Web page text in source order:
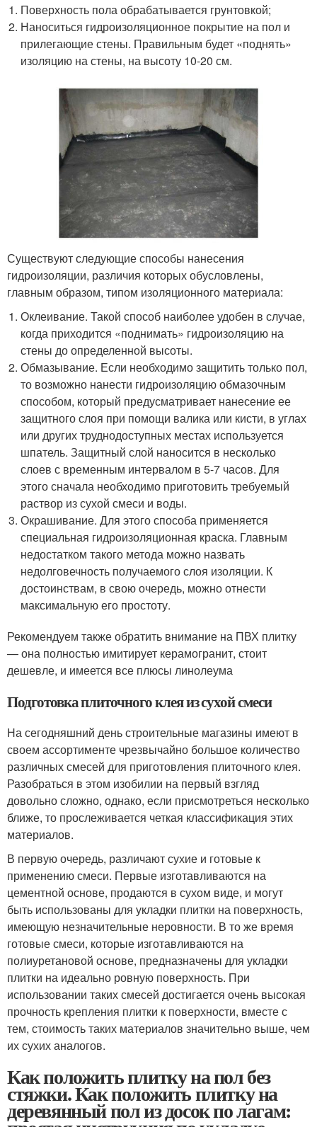
Поверхность пола обрабатывается грунтовкой;
Наноситься гидроизоляционное покрытие на пол и
прилегающие стены. Правильным будет «поднять»
изоляцию на стены, на высоту 10-20 см.
Существуют следующие способы нанесения
гидроизоляции, различия которых обусловлены,
главным образом, типом изоляционного материала:
Оклеивание. Такой способ наиболее удобен в случае,
когда приходится «поднимать» гидроизоляцию на
стены до определенной высоты.
Обмазывание. Если необходимо защитить только пол,
то возможно нанести гидроизоляцию обмазочным
способом, который предусматривает нанесение ее
защитного слоя при помощи валика или кисти, в углах
или других труднодоступных местах используется
шпатель. Защитный слой наносится в несколько
слоев с временным интервалом в 5-7 часов. Для
этого сначала необходимо приготовить требуемый
раствор из сухой смеси и воды.
Окрашивание. Для этого способа применяется
специальная гидроизоляционная краска. Главным
недостатком такого метода можно назвать
недолговечность получаемого слоя изоляции. К
достоинствам, в свою очередь, можно отнести
максимальную его простоту.
Рекомендуем также обратить внимание на ПВХ плитку
— она полностью имитирует керамогранит, стоит
дешевле, и имеется все плюсы линолеума
Подготовка плиточного клея из сухой смеси
На сегодняшний день строительные магазины имеют в
своем ассортименте чрезвычайно большое количество
различных смесей для приготовления плиточного клея.
Разобраться в этом изобилии на первый взгляд
довольно сложно, однако, если присмотреться несколько
ближе, то прослеживается четкая классификация этих
материалов.
В первую очередь, различают сухие и готовые к
применению смеси. Первые изготавливаются на
цементной основе, продаются в сухом виде, и могут
быть использованы для укладки плитки на поверхность,
имеющую незначительные неровности. В то же время
готовые смеси, которые изготавливаются на
полиуретановой основе, предназначены для укладки
плитки на идеально ровную поверхность. При
использовании таких смесей достигается очень высокая
прочность крепления плитки к поверхности, вместе с
тем, стоимость таких материалов значительно выше, чем
их сухих аналогов.
Как положить плитку на пол без
стяжки. Как положить плитку на
деревянный пол из досок по лагам: